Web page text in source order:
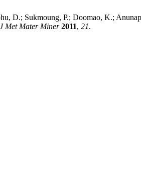
D.; Sukmoung, P.; Doomao, K.;
J Met Mater Miner 2011, 21.